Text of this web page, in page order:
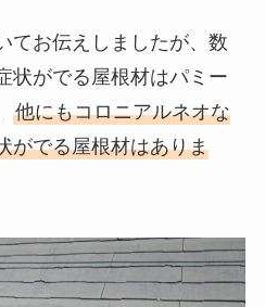
てお伝えしましたが、数
状がでる屋根材はパミー
他にもコロニアルネオな
がでる屋根材はありま